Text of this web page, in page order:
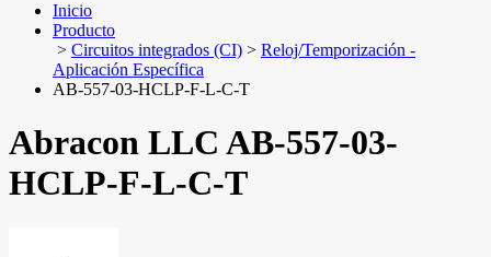
Inicio
Producto
> Circuitos integrados (CI) > Reloj/Temporización -
Aplicación Específica
AB-557-03-HCLP-F-L-C-T
Abracon LLC AB-557-03-
HCLP-F-L-C-T